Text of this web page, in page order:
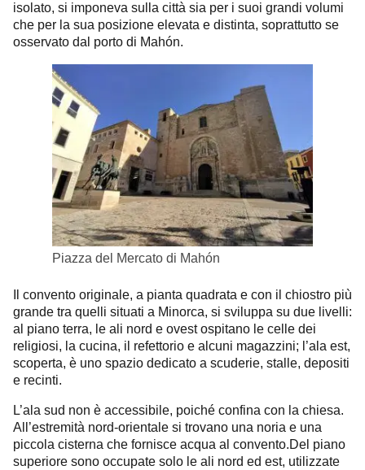
isolato, si imponeva sulla città sia per i suoi grandi volumi
che per la sua posizione elevata e distinta, soprattutto se
osservato dal porto di Mahón.
Piazza del Mercato di Mahón
Il convento originale, a pianta quadrata e con il chiostro più
grande tra quelli situati a Minorca, si sviluppa su due livelli:
al piano terra, le ali nord e ovest ospitano le celle dei
religiosi, la cucina, il refettorio e alcuni magazzini; l’ala est,
scoperta, è uno spazio dedicato a scuderie, stalle, depositi
e recinti.
L’ala sud non è accessibile, poiché confina con la chiesa.
All’estremità nord-orientale si trovano una noria e una
piccola cisterna che fornisce acqua al convento.Del piano
superiore sono occupate solo le ali nord ed est, utilizzate